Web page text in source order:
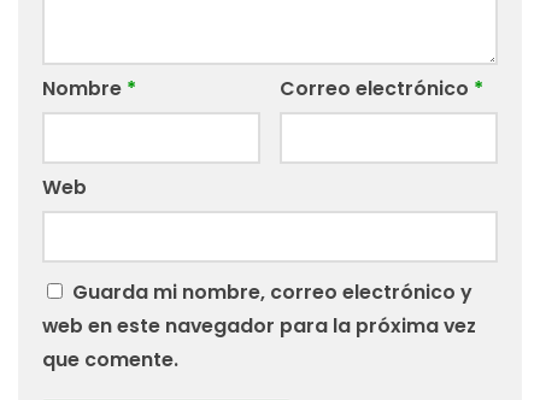
Nombre * Correo electrónico *
Web
Guarda mi nombre, correo electrónico y
web en este navegador para la próxima vez
que comente.